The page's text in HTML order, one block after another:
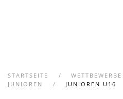
STARTSEITE WETTBEWERBE
JUNIOREN
JUNIOREN U16